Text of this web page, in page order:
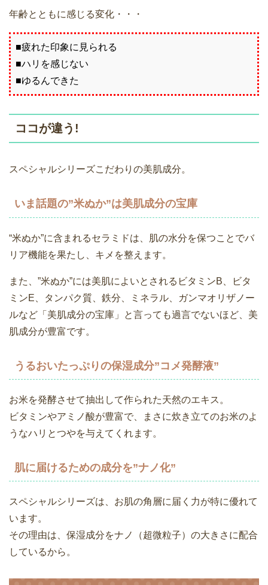
年齢とともに感じる変化・・・
■疲れた印象に見られる
■ハリを感じない
■ゆるんできた
ココが違う!
スペシャルシリーズこだわりの美肌成分。
いま話題の”米ぬか”は美肌成分の宝庫
“米ぬか”に含まれるセラミドは、肌の水分を保つことでバ
リア機能を果たし、キメを整えます。
また、”米ぬか”には美肌によいとされるビタミンB、ビタ
ミンE、タンパク質、鉄分、ミネラル、ガンマオリザノー
ルなど「美肌成分の宝庫」と言っても過言でないほど、美
肌成分が豊富です。
うるおいたっぷりの保湿成分”コメ発酵液”
お米を発酵させて抽出して作られた天然のエキス。
ビタミンやアミノ酸が豊富で、まさに炊き立てのお米のよ
うなハリとつやを与えてくれます。
肌に届けるための成分を”ナノ化”
スペシャルシリーズは、お肌の角層に届く力が特に優れて
います。
その理由は、保湿成分をナノ（超微粒子）の大きさに配合
しているから。